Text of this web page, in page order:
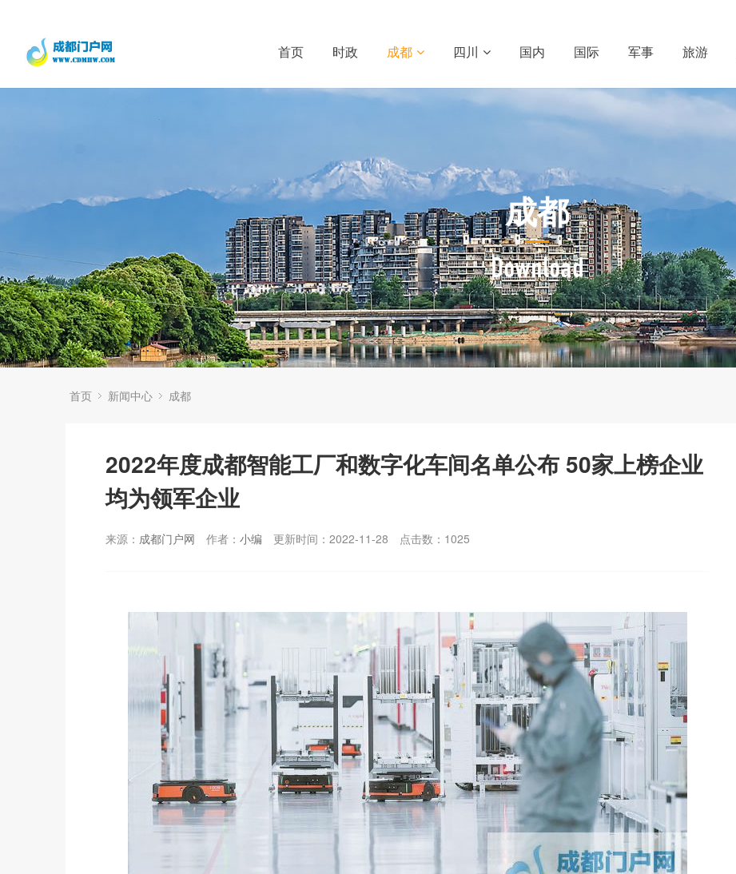
首页 时政 成都 四川 国内 国际 军事 旅游
成都
Download
首页 新闻中心 成都
2022年度成都智能工厂和数字化车间名单公布 50家上榜企业
均为领军企业
来源： 成都门户网 作者： 小编 更新时间：2022-11-28 点击数： 1025